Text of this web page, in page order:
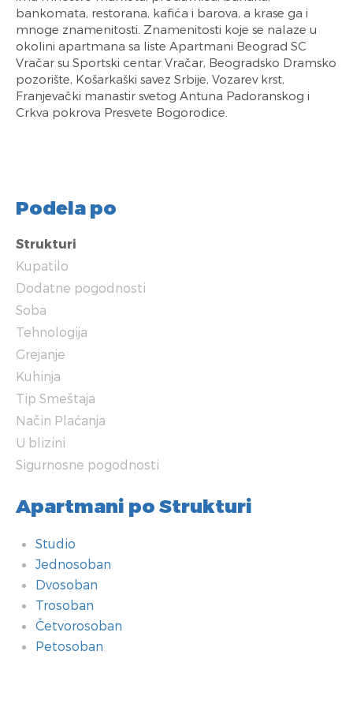
bankomata, restorana, kafića i barova, a krase ga i
mnoge znamenitosti. Znamenitosti koje se nalaze u
okolini apartmana sa liste Apartmani Beograd SC
Vračar su Sportski centar Vračar, Beogradsko Dramsko
pozorište, Košarkaški savez Srbije, Vozarev krst,
Franjevački manastir svetog Antuna Padoranskog i
Crkva pokrova Presvete Bogorodice.
Podela po
Strukturi
Kupatilo
Dodatne pogodnosti
Soba
Tehnologija
Grejanje
Kuhinja
Tip Smeštaja
Način Plaćanja
U blizini
Sigurnosne pogodnosti
Apartmani po Strukturi
Studio
Jednosoban
Dvosoban
Trosoban
Četvorosoban
Petosoban